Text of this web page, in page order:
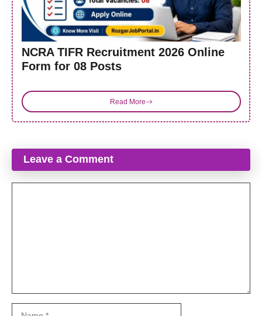
NCRA TIFR Recruitment 2026 Online
Form for 08 Posts
Read More
Leave a Comment